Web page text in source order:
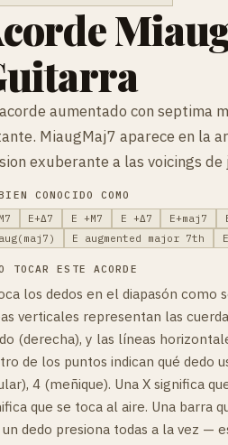
aumentado con septima
MiaugMaj7 aparece en la
exuberante a las voicings de
CONOCIDO COMO
E+Δ7 E +M7 E +Δ7 E+maj7
E augmented major 7th
TOCAR ESTE ACORDE
los dedos en el diapasón como
verticales representan las
(derecha), y las líneas
de los puntos indican qué dedo
4 (meñique). Una X significa
que se toca al aire. Una barra
un dedo presiona todas a la vez —